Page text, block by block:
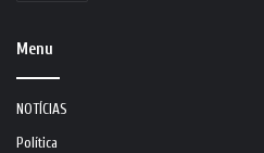
Menu
NOTÍCIAS
Política